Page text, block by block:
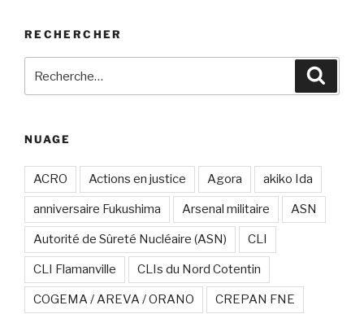
RECHERCHER
pour
NUAGE
ACRO Actions en justice Agora akiko Ida
anniversaire Fukushima Arsenal militaire ASN
Autorité de Sûreté Nucléaire (ASN) CLI
CLI Flamanville CLIs du Nord Cotentin
COGEMA / AREVA / ORANO CREPAN FNE